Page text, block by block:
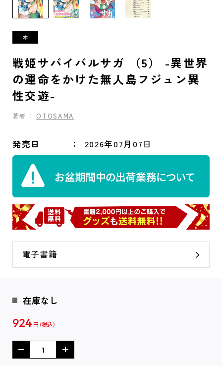
戦姫サバイバルサガ （5） -異世界
の運命をかけた無人島フジュン異
性交遊-
著者： OTOSAMA
発売日 2026年07月07日
電子書籍
在庫なし
924 円